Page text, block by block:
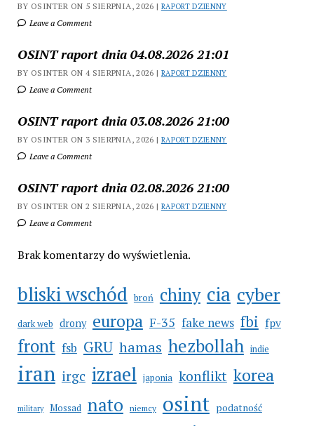
BY OSINTER ON 5 SIERPNIA, 2026 | RAPORT DZIENNY
Leave a Comment
OSINT raport dnia 04.08.2026 21:01
BY OSINTER ON 4 SIERPNIA, 2026 | RAPORT DZIENNY
Leave a Comment
OSINT raport dnia 03.08.2026 21:00
BY OSINTER ON 3 SIERPNIA, 2026 | RAPORT DZIENNY
Leave a Comment
OSINT raport dnia 02.08.2026 21:00
BY OSINTER ON 2 SIERPNIA, 2026 | RAPORT DZIENNY
Leave a Comment
Brak komentarzy do wyświetlenia.
bliski wschód broń chiny cia cyber
dark web drony europa F-35 fake news fbi fpv
front fsb GRU hamas hezbollah indie
iran irgc izrael japonia konflikt korea
military Mossad nato niemcy osint podatność